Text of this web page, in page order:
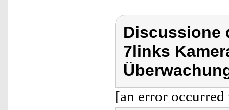
Discussione
7links
[an error